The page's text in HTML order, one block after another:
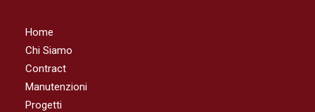
Home
Chi Siamo
Contract
Manutenzioni
Progetti